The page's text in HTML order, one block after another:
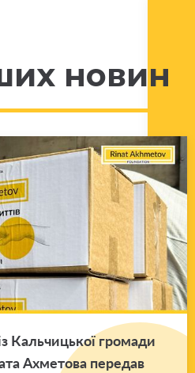
новин
Каль­чи­цької гро­ма­ди
Ахме­то­ва пе­ре­дав